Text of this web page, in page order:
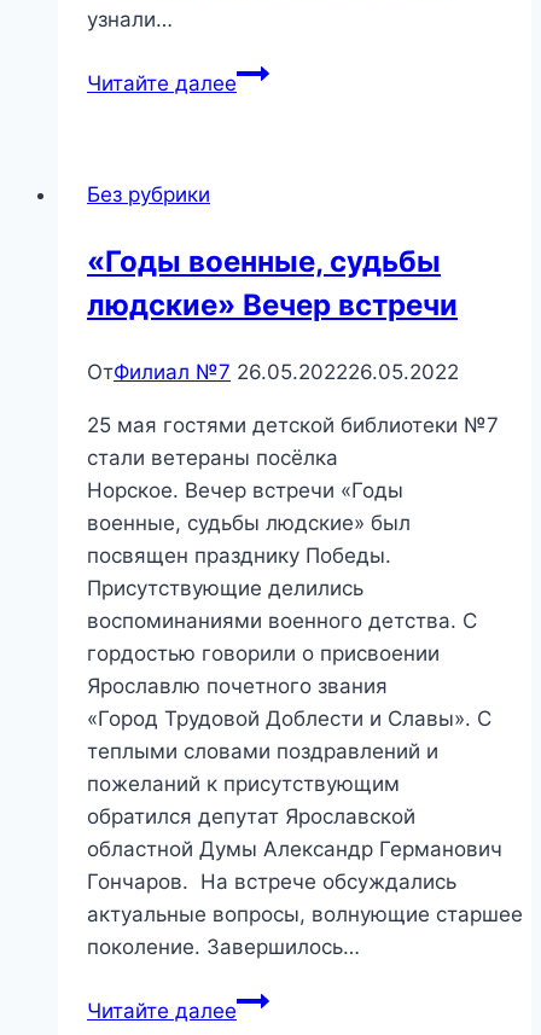
узнали…
Читайте далее«Друг
час.
Без рубрики
«Годы военные, судьбы
людские» Вечер встречи
ОтФилиал №7 26.05.202226.05.2022
25 мая гостями детской библиотеки №7
стали ветераны посёлка
Норское. Вечер встречи «Годы
военные, судьбы людские» был
посвящен празднику Победы.
Присутствующие делились
воспоминаниями военного детства. С
гордостью говорили о присвоении
Ярославлю почетного звания
«Город Трудовой Доблести и Славы». С
теплыми словами поздравлений и
пожеланий к присутствующим
обратился депутат Ярославской
областной Думы Александр Германович
Гончаров. На встрече обсуждались
актуальные вопросы, волнующие старшее
поколение. Завершилось…
Читайте далее«Годы